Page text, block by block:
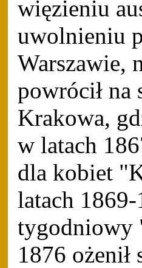
więzieniu
uwolnieniu
Warszawie,
powrócił na
Krakowa,
w latach
dla kobiet
latach
tygodniowy
1876 ożenił